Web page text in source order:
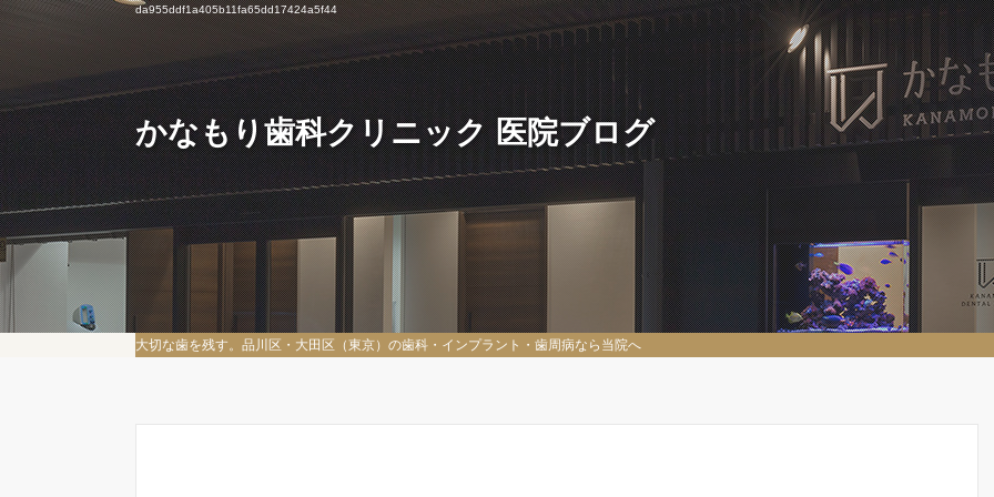
da955ddf1a405b11fa65dd17424a5f44
かなもり歯科クリニック 医院ブログ
大切な歯を残す。品川区・大田区（東京）の歯科・インプラント・歯周病なら当院へ